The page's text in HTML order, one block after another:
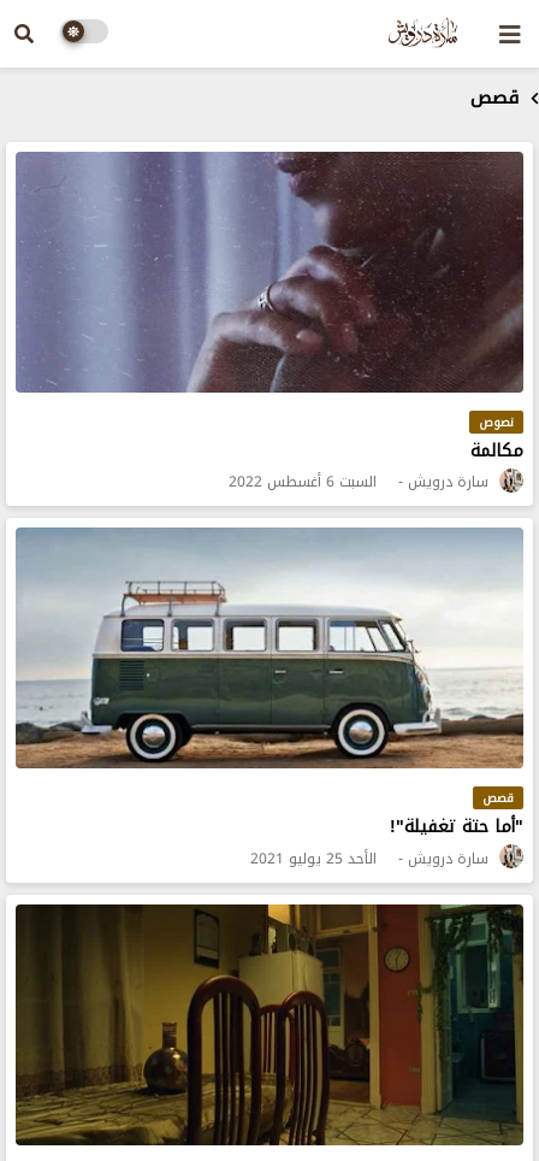
قصص
نصوص
مكالمة
سارة درويش السبت 6 أغسطس 2022
قصص
"أما حتة تغفيلة"!
سارة درويش الأحد 25 يوليو 2021